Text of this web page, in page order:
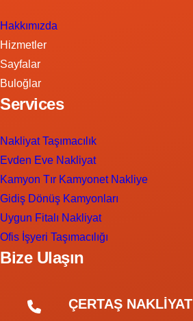
Hakkımızda
Hizmetler
Sayfalar
Buloğlar
Services
Nakliyat Taşımacılık
Evden Eve Nakliyat
Kamyon Tır Kamyonet Nakliye
Gidiş Dönüş Kamyonları
Uygun Fitalı Nakliyat
Ofis İşyeri Taşımacılığı
Bize Ulaşın
ÇERTAŞ NAKLİYAT